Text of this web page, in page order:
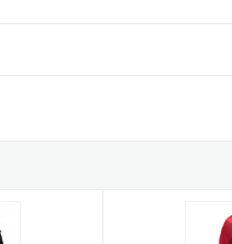
HELLMET JOB